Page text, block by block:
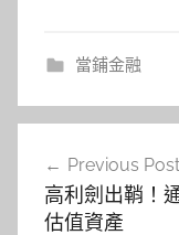
當鋪金融
導
Previous Post
高利劍出鞘！
估值資產